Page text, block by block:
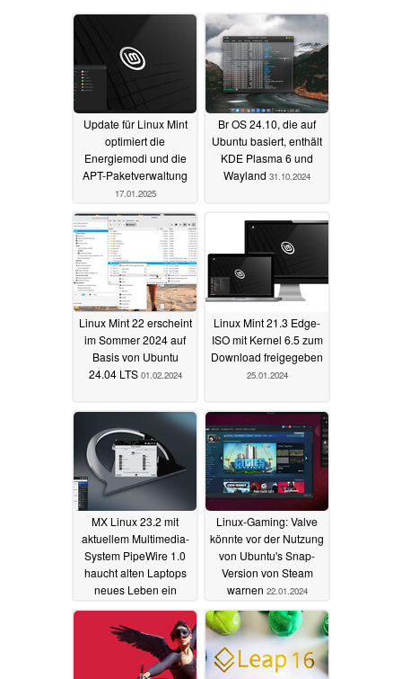
Update für Linux Mint
optimiert die
Energiemodi und die
APT-Paketverwaltung
17.01.2025
Br OS 24.10, die auf
Ubuntu basiert, enthält
KDE Plasma 6 und
Wayland 31.10.2024
Linux Mint 22 erscheint
im Sommer 2024 auf
Basis von Ubuntu
24.04 LTS 01.02.2024
Linux Mint 21.3 Edge-
ISO mit Kernel 6.5 zum
Download freigegeben
25.01.2024
MX Linux 23.2 mit
aktuellem Multimedia-
System PipeWire 1.0
haucht alten Laptops
neues Leben ein
22.01.2024
Linux-Gaming: Valve
könnte vor der Nutzung
von Ubuntu's Snap-
Version von Steam
warnen 22.01.2024